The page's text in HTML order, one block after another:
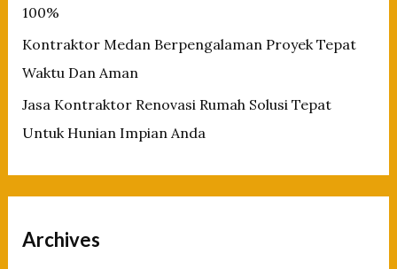
100%
Kontraktor Medan Berpengalaman Proyek Tepat
Waktu Dan Aman
Jasa Kontraktor Renovasi Rumah Solusi Tepat
Untuk Hunian Impian Anda
Archives